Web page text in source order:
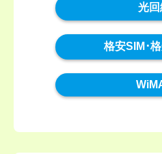
光回
格安SIM･